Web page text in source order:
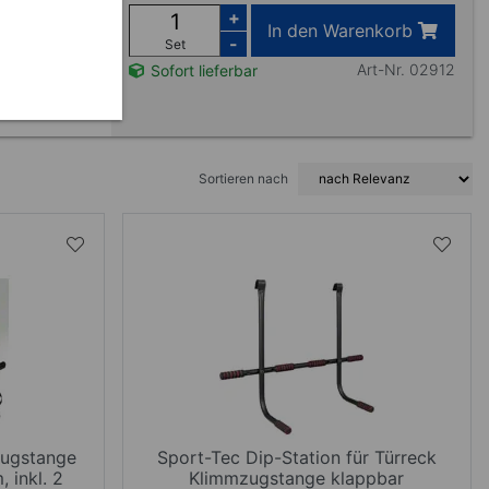
dir
Set
+
-
In den Warenkorb
Sofort lieferbar Art-Nr. 02912
Sortieren nach
inkl. 2
Sport-Tec Dip-Station für Türreck
Klimmzugstange klappbar